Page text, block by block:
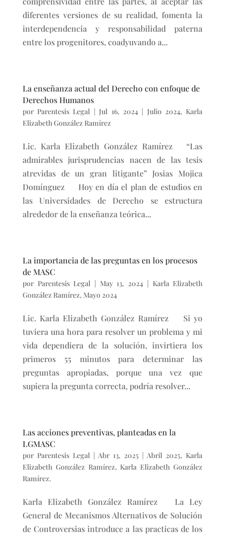
diferentes versiones de su realidad, fomenta la
interdependencia y responsabilidad paterna
entre los progenitores, coadyuvando a...
La enseñanza actual del Derecho con enfoque de
Derechos Humanos
por Parentesis Legal |Jul 16, 2024| Julio 2024, Karla
Elizabeth González Ramírez
Lic. Karla Elizabeth González Ramírez “Las
admirables jurisprudencias nacen de las tesis
atrevidas de un gran litigante” Josias Mojica
Domínguez Hoy en día el plan de estudios en
las Universidades de Derecho se estructura
alrededor de la enseñanza teórica...
La importancia de las preguntas en los procesos
de MASC
por Parentesis Legal May 13, 2024
Karla Elizabeth
González Ramírez, Mayo 2024
Lic. Karla Elizabeth González Ramírez Si yo
tuviera una hora para resolver un problema y mi
vida dependiera de la solución, invirtiera los
primeros 55 minutos para determinar las
preguntas apropiadas, porque una vez que
supiera la pregunta correcta, podría resolver...
Las acciones preventivas, planteadas en la
LGMASC
por Parentesis Legal| Abr 13, 2025 |Abril 2025, Karla
Elizabeth González Ramírez, Karla Elizabeth González
Ramírez.
Karla Elizabeth González Ramírez La Ley
General de Mecanismos Alternativos de Solución
de Controversias introduce a las practicas de los